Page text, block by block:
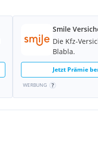
Smile
Die Kfz-
Blabla.
Jetzt Prämie
WERBUNG